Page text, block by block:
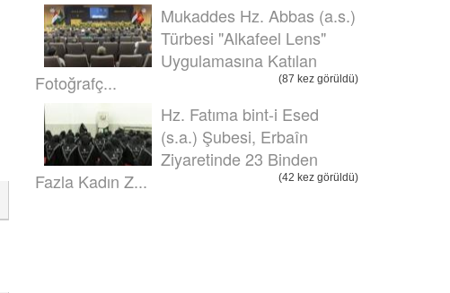
Mukaddes Hz. Abbas (a.s.)
Türbesi "Alkafeel Lens"
Uygulamasına Katılan
Fotoğrafç...
(87 kez görüldü)
Hz. Fatıma bint-i Esed
(s.a.) Şubesi, Erbaîn
Ziyaretinde 23 Binden
Fazla Kadın Z...
(42 kez görüldü)